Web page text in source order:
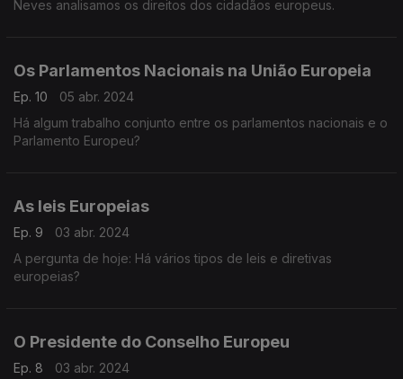
Neves analisamos os direitos dos cidadãos europeus.
Os Parlamentos Nacionais na União Europeia
Ep. 10
05 abr. 2024
Há algum trabalho conjunto entre os parlamentos nacionais e o
Parlamento Europeu?
As leis Europeias
Ep. 9
03 abr. 2024
A pergunta de hoje: Há vários tipos de leis e diretivas
europeias?
O Presidente do Conselho Europeu
Ep. 8 03 abr. 2024